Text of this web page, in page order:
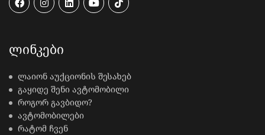
ᲚᲘᲜᲙᲔᲑᲘ
ლაიონ აუქციონის შესახებ
გაყიდე შენი ავტომობილი
როგორ გავბიდო?
ავტომობილები
რატომ ჩვენ